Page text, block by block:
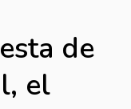
de
el